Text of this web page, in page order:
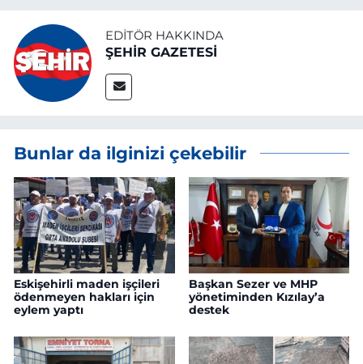
EDITÖR HAKKINDA
ŞEHİR GAZETESİ
Bunlar da ilginizi çekebilir
Eskişehirli maden işçileri
ödenmeyen hakları için
eylem yaptı
Başkan Sezer ve MHP
yönetiminden Kızılay’a
destek